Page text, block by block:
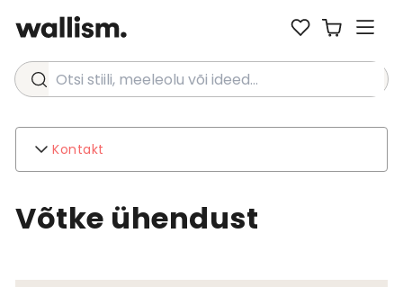
Otsi stiili, meeleolu või ideed...
Kontakt
kohta
Võtke ühendust